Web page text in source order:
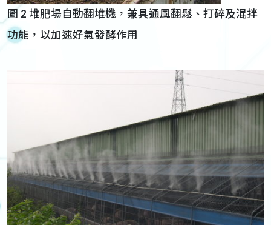
圖 2 堆肥場自動翻堆機，兼具通風翻鬆、打碎及混拌
功能，以加速好氣發酵作用